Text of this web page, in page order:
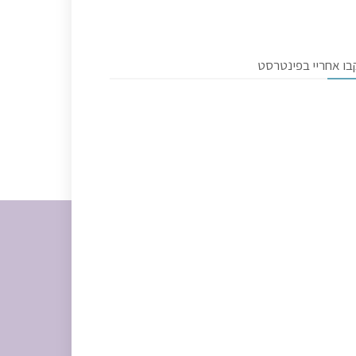
אחריי בפינטרסט